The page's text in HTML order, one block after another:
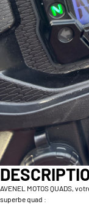
AVENEL MOTOS QUADS,
superbe quad :